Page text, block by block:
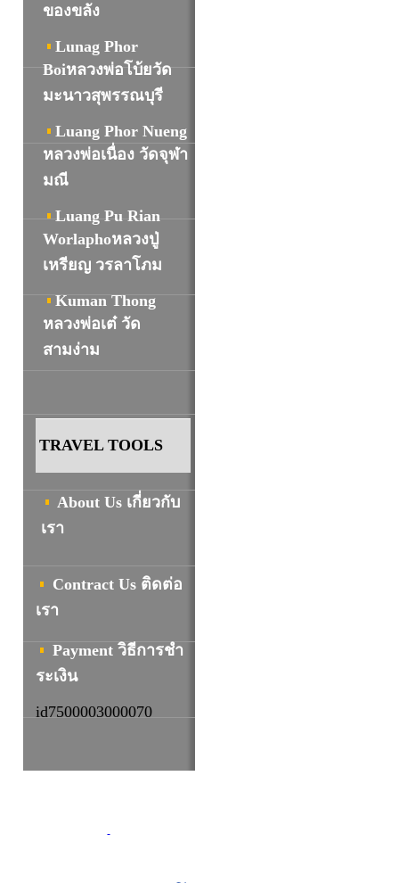
ของขลัง
Lunag Phor
Boiหลวงพ่อโบ้ยวัด
มะนาวสุพรรณบุรี
Luang Phor Nueng
หลวงพ่อเนื่อง วัดจุฬา
มณี
Luang Pu Rian
Worlaphoหลวงปู่
เหรียญ วรลาโภม
Kuman Thong
หลวงพ่อเต๋ วัด
สามง่าม
TRAVEL TOOLS
About Us เกี่ยวกับ
เรา
Contract Us ติดต่อ
เรา
Payment วิธีการชํา
ระเงิน
id7500003000070